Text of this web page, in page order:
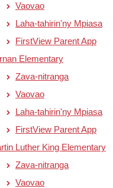
Vaovao
Laha-tahirin'ny Mpiasa
FirstView Parent App
Elementary
Zava-nitranga
Vaovao
Laha-tahirin'ny Mpiasa
FirstView Parent App
Luther King Elementary
Zava-nitranga
Vaovao